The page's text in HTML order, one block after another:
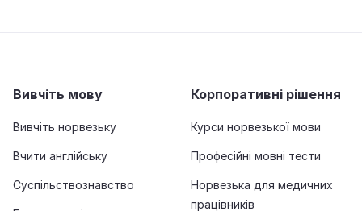
Вивчіть мову
Вивчіть норвезьку
Вчити англійську
Суспільствознавство
Корпоративні рішення
Курси норвезької мови
Професійні мовні тести
Норвезька для медичних
працівників